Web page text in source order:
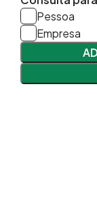
Pessoa
Empresa